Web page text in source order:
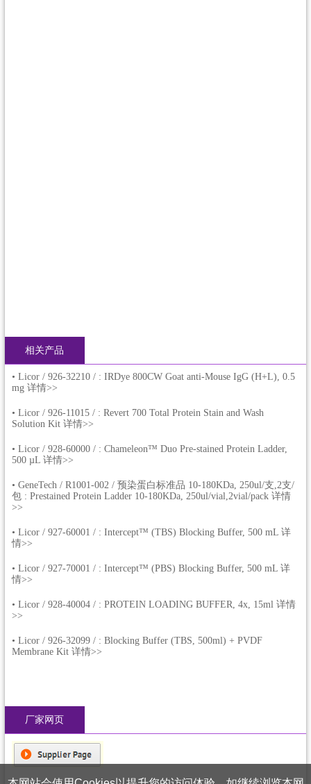
相关产品
• Licor / 926-32210 / : IRDye 800CW Goat anti-Mouse IgG (H+L), 0.5
mg 详情>>
• Licor / 926-11015 / : Revert 700 Total Protein Stain and Wash
Solution Kit 详情>>
• Licor / 928-60000 / : Chameleon™ Duo Pre-stained Protein Ladder,
500 µL 详情>>
• GeneTech / R1001-002 / 预染蛋白标准品 10-180KDa, 250ul/支,2支/
包 : Prestained Protein Ladder 10-180KDa, 250ul/vial,2vial/pack 详情
>>
• Licor / 927-60001 / : Intercept™ (TBS) Blocking Buffer, 500 mL 详
情>>
• Licor / 927-70001 / : Intercept™ (PBS) Blocking Buffer, 500 mL 详
情>>
• Licor / 928-40004 / : PROTEIN LOADING BUFFER, 4x, 15ml 详情
>>
• Licor / 926-32099 / : Blocking Buffer (TBS, 500ml) + PVDF
Membrane Kit 详情>>
厂家网页